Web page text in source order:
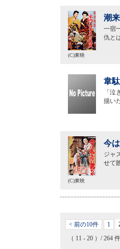
潮
一宿
仇と
(C)東映
韋
「
描い
今
ジャ
せて
(C)東映
< 前の10件 1
（ 11 - 20 ）/ 264 件